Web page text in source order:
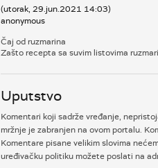
(utorak, 29.jun.2021 14:03)
anonymous
Čaj od ruzmarina
Zašto recepta sa suvim listovima
Uputstvo
Komentari koji sadrže vređanje,
mržnje je zabranjen na ovom portalu.
Komentare pisane velikim slovima
uređivačku politiku možete poslati na